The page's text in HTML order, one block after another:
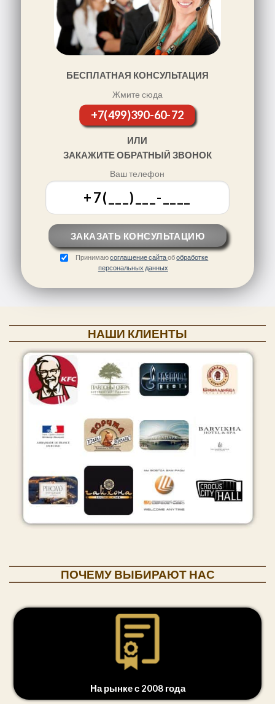
БЕСПЛАТНАЯ КОНСУЛЬТАЦИЯ
Жмите сюда
+7(499)390-60-72
ИЛИ
ЗАКАЖИТЕ ОБРАТНЫЙ ЗВОНОК
Ваш телефон
Принимаюсоглашение сайтаобобработке
персональных данных
НАШИ КЛИЕНТЫ
ПОЧЕМУ ВЫБИРАЮТ НАС
На рынке с 2008 года